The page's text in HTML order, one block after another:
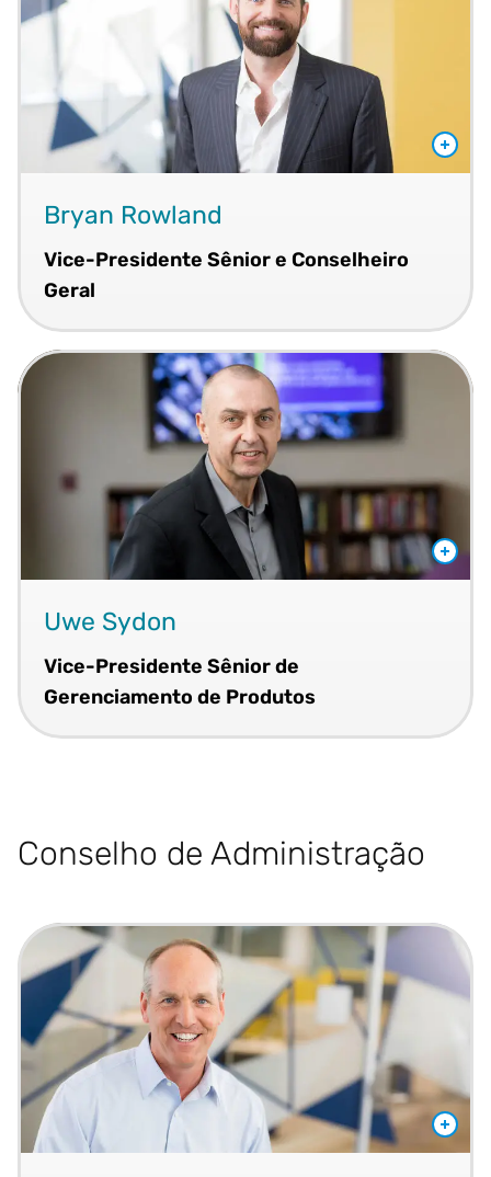
Bryan Rowland
Vice-Presidente Sênior e Conselheiro
Geral
Uwe Sydon
Vice-Presidente Sênior de
Gerenciamento de Produtos
Conselho de Administração